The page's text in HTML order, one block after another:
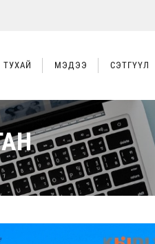
МЭДЭЭ СЭТГҮҮЛ